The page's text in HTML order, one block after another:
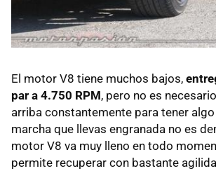
El motor V8 tiene muchos bajos,
par a 4.750 RPM, pero no es
arriba constantemente para tener
marcha que llevas engranada no es
motor V8 va muy lleno en todo
permite recuperar con bastante